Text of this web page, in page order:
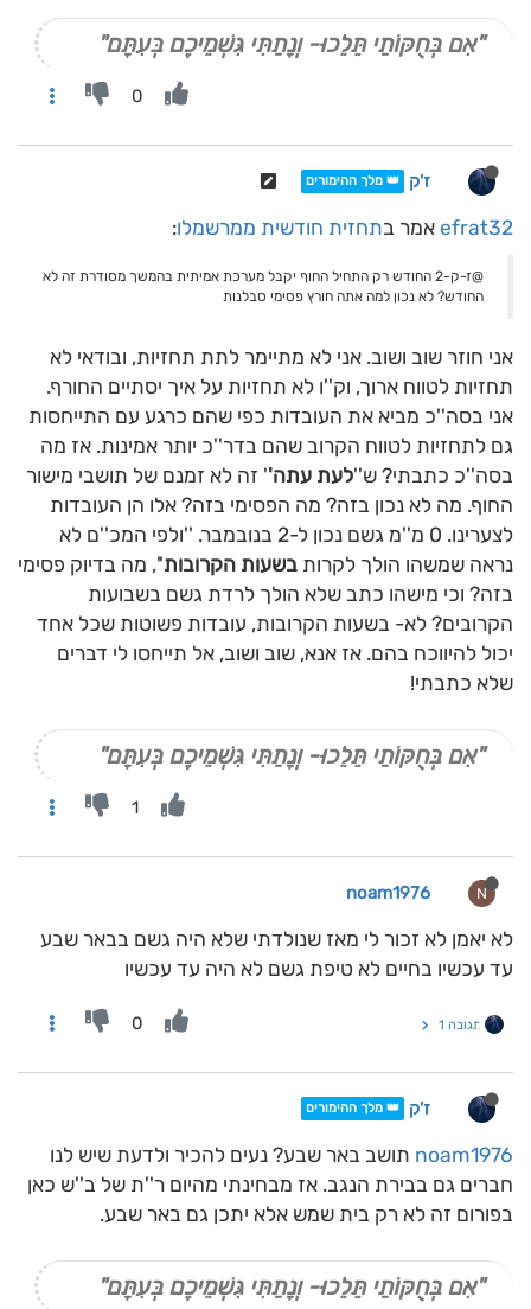
"אִם בְּחֻקּוֹתַי תֵּלֵכוּ- וְנָתַתִּי גִּשְׁמֵיכֶם בְּעִתָּם"
0
ז'ק 👑 מלך ההימורים
efrat32 אמר בתחזית חודשית ממרשמלו:
@ז-ק-2 החודש רק התחיל החוף יקבל מערכת אמיתית בהמשך מסודרת זה לא
החודש? לא נכון למה אתה חורץ פסימי סבלנות
אני חוזר שוב ושוב. אני לא מתיימר לתת תחזיות, ובודאי לא
תחזיות לטווח ארוך, וק''ו לא תחזיות על איך יסתיים החורף.
אני בסה''כ מביא את העובדות כפי שהם כרגע עם התייחסות
גם לתחזיות לטווח הקרוב שהם בדר''כ יותר אמינות. אז מה
בסה''כ כתבתי? ש''לעת עתה'' זה לא זמנם של תושבי מישור
החוף. מה לא נכון בזה? מה הפסימי בזה? אלו הן העובדות
לצערינו. 0 מ''מ גשם נכון ל-2 בנובמבר. ''ולפי המכ''ם לא
נראה שמשהו הולך לקרות בשעות הקרובות'', מה בדיוק פסימי
בזה? וכי מישהו כתב שלא הולך לרדת גשם בשבועות
הקרובים? לא- בשעות הקרובות, עובדות פשוטות שכל אחד
יכול להיווכח בהם. אז אנא, שוב ושוב, אל תייחסו לי דברים
שלא כתבתי!
"אִם בְּחֻקּוֹתַי תֵּלֵכוּ- וְנָתַתִּי גִּשְׁמֵיכֶם בְּעִתָּם"
1
N
noam1976
לא יאמן לא זכור לי מאז שנולדתי שלא היה גשם בבאר שבע
עד עכשיו בחיים לא טיפת גשם לא היה עד עכשיו
תגובה 1 0
ז'ק 👑 מלך ההימורים
noam1976 תושב באר שבע? נעים להכיר ולדעת שיש לנו
חברים גם בבירת הנגב. אז מבחינתי מהיום ר''ת של ב''ש כאן
בפורום זה לא רק בית שמש אלא יתכן גם באר שבע.
"אִם בְּחֻקּוֹתַי תֵּלֵכוּ- וְנָתַתִּי גִּשְׁמֵיכֶם בְּעִתָּם"